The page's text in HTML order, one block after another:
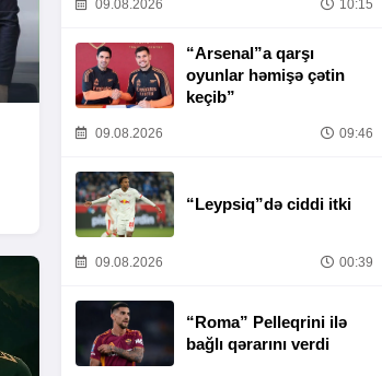
09.08.2026 10:15
“Arsenal”a qarşı
oyunlar həmişə çətin
keçib”
09.08.2026 09:46
“Leypsiq”də ciddi itki
09.08.2026 00:39
“Roma” Pelleqrini ilə
bağlı qərarını verdi